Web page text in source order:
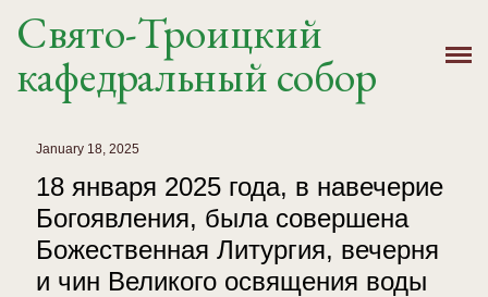
Главная
История
Расписание
Новости
Крещение, Венчание
Свято-Троицкий
кафедральный собор
January 18, 2025
18 января 2025 года, в навечерие
Богоявления, была совершена
Божественная Литургия, вечерня
и чин Великого освящения воды